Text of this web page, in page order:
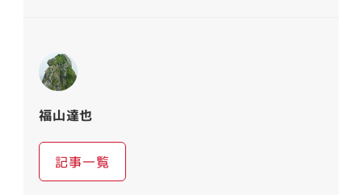
福山達也
記事一覧